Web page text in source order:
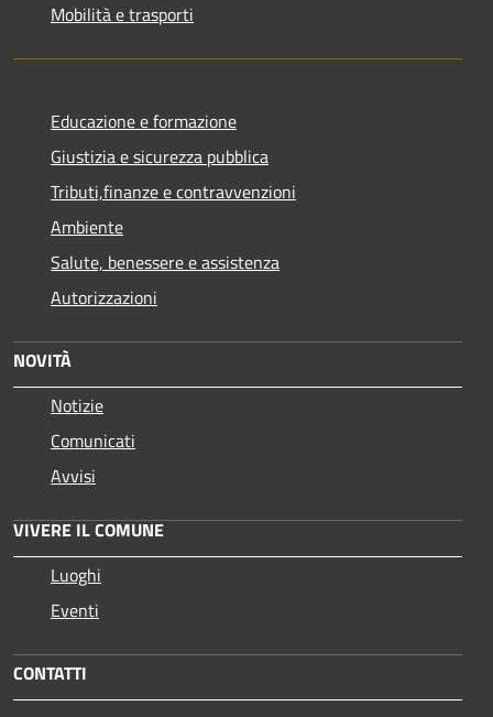
Mobilità e trasporti
Educazione e formazione
Giustizia e sicurezza pubblica
Tributi,finanze e contravvenzioni
Ambiente
Salute, benessere e assistenza
Autorizzazioni
NOVITÀ
Notizie
Comunicati
Avvisi
VIVERE IL COMUNE
Luoghi
Eventi
CONTATTI